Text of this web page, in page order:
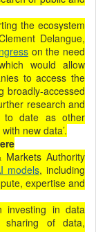
the ecosystem
Delangue,
on the need
would allow
to access the
broadly-accessed
research and
to date as other
new data’.
Markets Authority
models, including
expertise and
investing in data
sharing of data,